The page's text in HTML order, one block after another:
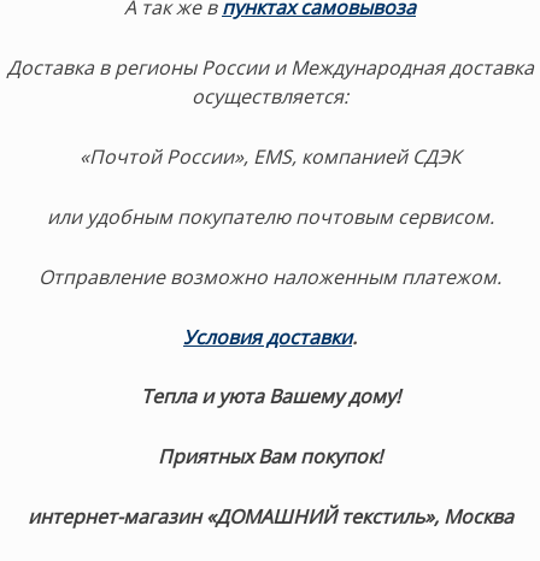
А так же в пунктах самовывоза
Доставка в регионы России и Международная доставка
осуществляется:
«Почтой России», EMS, компанией СДЭК
или удобным покупателю почтовым сервисом.
Отправление возможно наложенным платежом.
Условия доставки.
Тепла и уюта Вашему дому!
Приятных Вам покупок!
интернет-магазин «ДОМАШНИЙ текстиль», Москва